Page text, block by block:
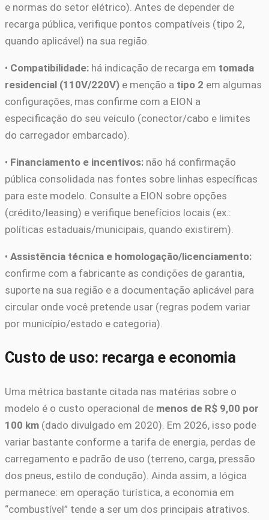
e normas do setor elétrico). Antes de depender de
recarga pública, verifique pontos compatíveis (tipo 2,
quando aplicável) na sua região.
• Compatibilidade: há indicação de recarga em tomada
residencial (110V/220V) e menção a tipo 2 em algumas
configurações, mas confirme com a EION a
especificação do seu veículo (conector/cabo e limites
do carregador embarcado).
• Financiamento e incentivos: não há confirmação
pública consolidada nas fontes sobre linhas específicas
para este modelo. Consulte a EION sobre opções
(crédito/leasing) e verifique benefícios locais (ex.:
políticas estaduais/municipais, quando existirem).
• Assistência técnica e homologação/licenciamento:
confirme com a fabricante as condições de garantia,
suporte na sua região e a documentação aplicável para
circular onde você pretende usar (regras podem variar
por município/estado e categoria).
Custo de uso: recarga e economia
Uma métrica bastante citada nas matérias sobre o
modelo é o custo operacional de menos de R$ 9,00 por
100 km (dado divulgado em 2020). Em 2026, isso pode
variar bastante conforme a tarifa de energia, perdas de
carregamento e padrão de uso (terreno, carga, pressão
dos pneus, estilo de condução). Ainda assim, a lógica
permanece: em operação turística, a economia em
“combustível” tende a ser um dos principais atrativos.